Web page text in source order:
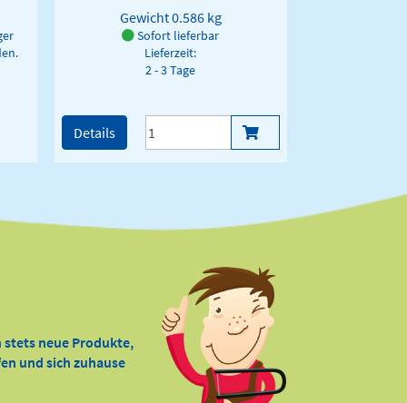
Gewicht0.586 kg
Sofort lieferbar
Lieferzeit:
2 - 3 Tage
Details
stets neue Produkte,
und sich zuhause